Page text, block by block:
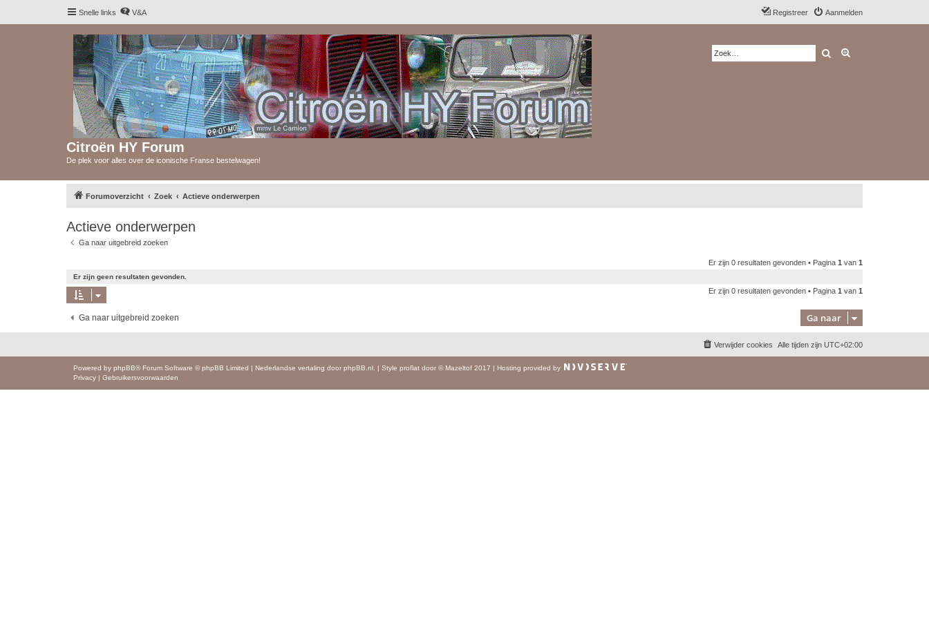
Snelle links V&A Aanmelden
Registreer
Citroën HY Forum
De plek voor alles over de iconische Franse bestelwagen!
Zoek
Forumoverzicht Zoek Actieve onderwerpen
Actieve onderwerpen
Ga naar uitgebreid zoeken
Er zijn 0 resultaten gevonden • Pagina 1 van 1
Er zijn geen resultaten gevonden.
Er zijn 0 resultaten gevonden • Pagina 1 van 1
Ga naar uitgebreid zoeken Ga naar
Alle tijden zijn UTC+02:00
Verwijder cookies
Powered by phpBB® Forum Software © phpBB Limited | Nederlandse vertaling door phpBB.nl | Style proflat door © Mazeltof 2017 | Hosting provided by
Privacy
Gebruikersvoorwaarden